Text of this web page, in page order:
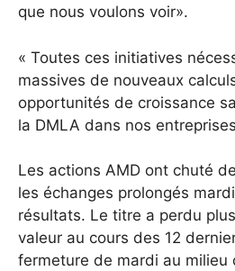
que nous voulons voir».
« Toutes ces initiatives
massives de nouveaux
opportunités de croissance
la DMLA dans nos
Les actions AMD ont chuté
les échanges prolongés
résultats. Le titre a perdu
valeur au cours des 12
fermeture de mardi au milieu